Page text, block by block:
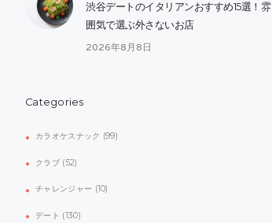
渋谷デートのイタリアンおすすめ15選！雰
囲気で選ぶ外さないお店
2026年8月8日
Categories
カラオケスナック (99)
クラブ (52)
チャレンジャー (10)
デート (130)